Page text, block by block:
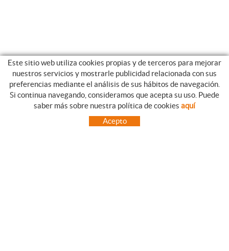
GUIA DE COMPRA
COMO REALIZAR SUS PEDIDOS
PREGUNTAS FRECUENTES
Este sitio web utiliza cookies propias y de terceros para mejorar
nuestros servicios y mostrarle publicidad relacionada con sus
preferencias mediante el análisis de sus hábitos de navegación.
Si continua navegando, consideramos que acepta su uso. Puede
saber más sobre nuestra política de cookies aquí
Acepto